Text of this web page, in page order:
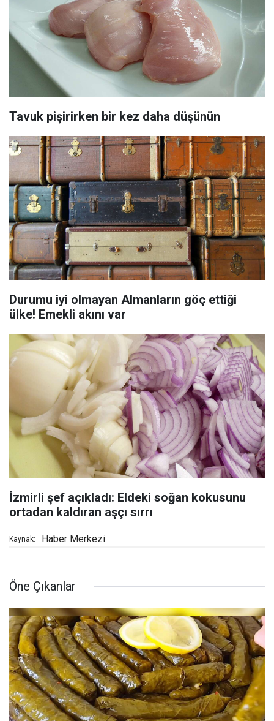
Tavuk pişirirken bir kez daha düşünün
Durumu iyi olmayan Almanların göç ettiği
ülke! Emekli akını var
İzmirli şef açıkladı: Eldeki soğan kokusunu
ortadan kaldıran aşçı sırrı
Kaynak: Haber Merkezi
Öne Çıkanlar